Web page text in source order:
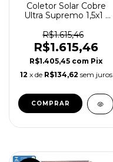
Coletor Solar Cobre
Ultra Supremo 1,5x1 -
TERMOMAX
R$1.615,46
R$1.615,46
R$1.405,45 com Pix
12 x de R$134,62 sem juros